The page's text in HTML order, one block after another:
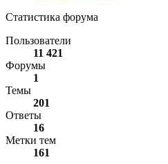
Статистика форума
Пользователи
11 421
Форумы
1
Темы
201
Ответы
16
Метки тем
161